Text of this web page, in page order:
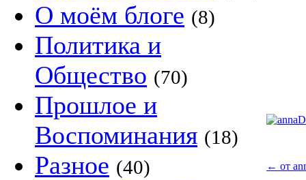
О моём блоге (8)
Политика и
Общество (70)
Прошлое и
Воспоминания (18)
Разное (40) ← от